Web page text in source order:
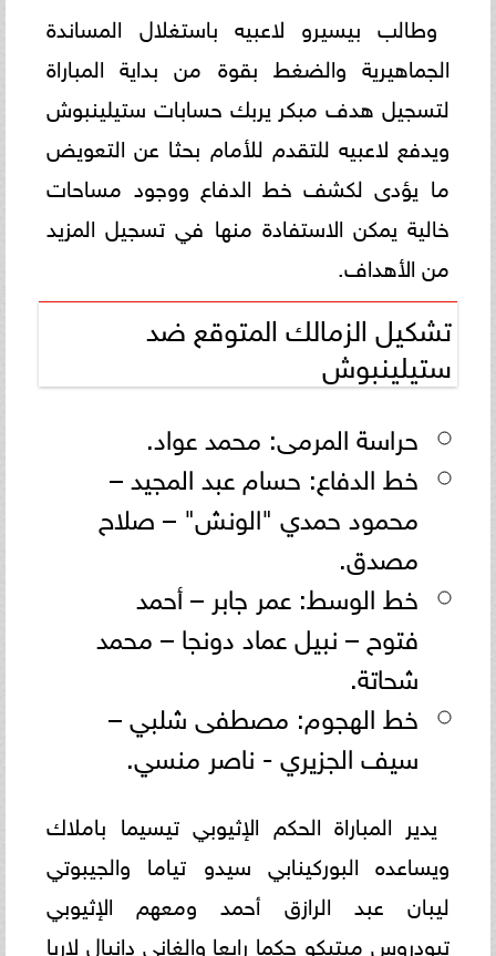
وطالب بيسيرو لاعبيه باستغلال المساندة
الجماهيرية والضغط بقوة من بداية المباراة
لتسجيل هدف مبكر يربك حسابات ستيلينبوش
ويدفع لاعبيه للتقدم للأمام بحثا عن التعويض
ما يؤدى لكشف خط الدفاع ووجود مساحات
خالية يمكن الاستفادة منها في تسجيل المزيد
من الأهداف.
تشكيل الزمالك المتوقع ضد
ستيلينبوش
حراسة المرمى: محمد عواد.
خط الدفاع: حسام عبد المجيد –
محمود حمدي "الونش" – صلاح
مصدق.
خط الوسط: عمر جابر – أحمد
فتوح – نبيل عماد دونجا – محمد
شحاتة.
خط الهجوم: مصطفى شلبي –
سيف الجزيري - ناصر منسي.
يدير المباراة الحكم الإثيوبي تيسيما باملاك
ويساعده البوركينابي سيدو تياما والجيبوتي
ليبان عبد الرازق أحمد ومعهم الإثيوبي
تيودروس ميتيكو حكما رابعا والغاني دانيال لاريا